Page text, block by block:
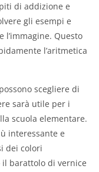
di addizione e
gli esempi e
l’immagine. Questo
l’aritmetica
scegliere di
sarà utile per i
scuola elementare.
interessante e
dei colori
barattolo di vernice